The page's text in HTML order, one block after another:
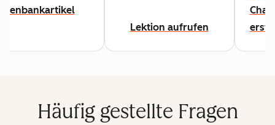
Lektion aufrufen
Häufig gestellte Fragen